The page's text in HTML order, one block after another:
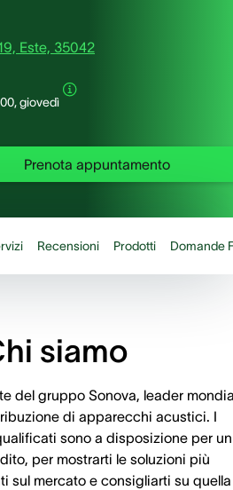
Este, 35042
giovedì
Prenota appuntamento
Recensioni Prodotti Domande
siamo
del gruppo Sonova, leader
di apparecchi acustici. I
sono a disposizione per un
per mostrarti le soluzioni più
sul mercato e consigliarti su quella